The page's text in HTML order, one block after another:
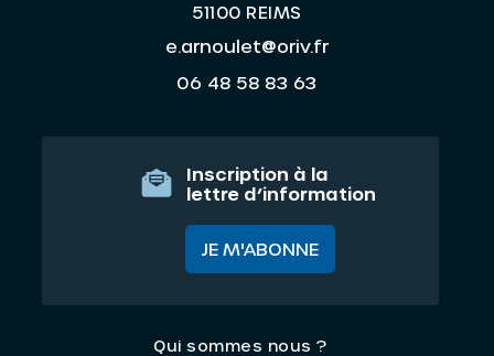
51100 REIMS
e.arnoulet@oriv.fr
06 48 58 83 63
Inscription à la
lettre d’information
JE M'ABONNE
Qui sommes nous ?